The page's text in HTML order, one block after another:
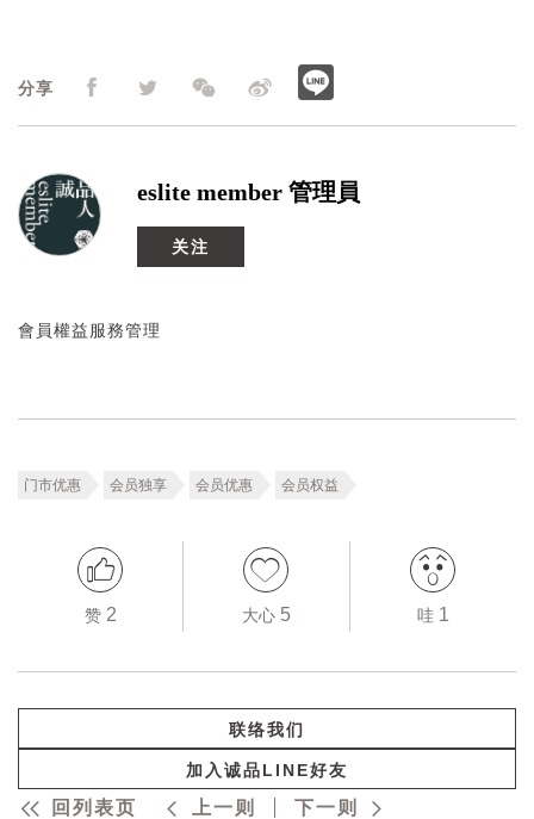
分享
eslite member 管理員
关注
會員權益服務管理
门市优惠 会员独享 会员优惠 会员权益
赞 2 大心 5 哇 1
联络我们
加入诚品LINE好友
回列表页 上一则 下一则